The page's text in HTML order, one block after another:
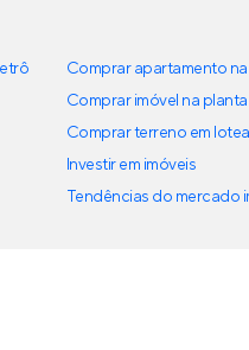
Comprar apartamento
Comprar imóvel na planta
Comprar terreno em
Investir em imóveis
Tendências do mercado